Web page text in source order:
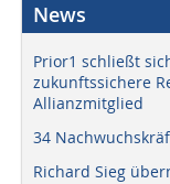
News
Prior1 schließt
zukunftssichere
Allianzmitglied
34
Richard Sieg